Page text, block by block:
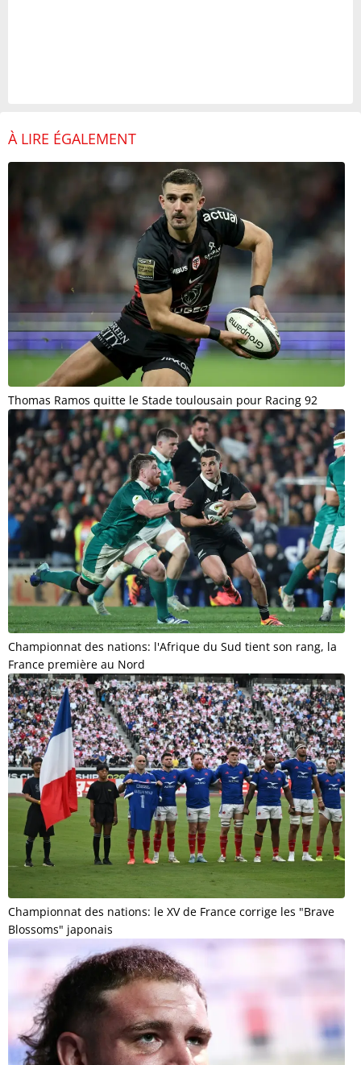
À LIRE ÉGALEMENT
Thomas Ramos quitte le Stade toulousain pour Racing 92
Championnat des nations: l'Afrique du Sud tient son rang, la
France première au Nord
Championnat des nations: le XV de France corrige les "Brave
Blossoms" japonais